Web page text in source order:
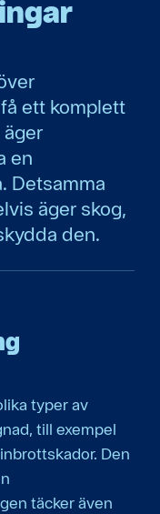
ett komplett
en
Detsamma
äger skog,
den.
typer av
till exempel
Den
täcker även